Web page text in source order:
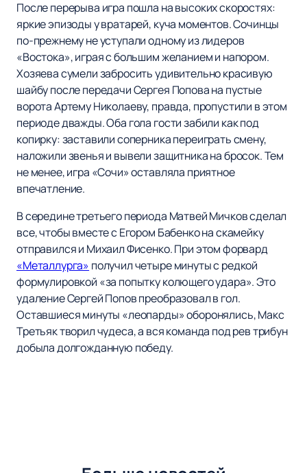
После перерыва игра пошла на высоких скоростях:
яркие эпизоды у вратарей, куча моментов. Сочинцы
по-прежнему не уступали одному из лидеров
«Востока», играя с большим желанием и напором.
Хозяева сумели забросить удивительно красивую
шайбу после передачи Сергея Попова на пустые
ворота Артему Николаеву, правда, пропустили в этом
периоде дважды. Оба гола гости забили как под
копирку: заставили соперника переиграть смену,
наложили звенья и вывели защитника на бросок. Тем
не менее, игра «Сочи» оставляла приятное
впечатление.
В середине третьего периода Матвей Мичков сделал
все, чтобы вместе с Егором Бабенко на скамейку
отправился и Михаил Фисенко. При этом форвард
«Металлурга» получил четыре минуты с редкой
формулировкой «за попытку колющего удара». Это
удаление Сергей Попов преобразовал в гол.
Оставшиеся минуты «леопарды» оборонялись, Макс
Третьяк творил чудеса, а вся команда под рев трибун
добыла долгожданную победу.